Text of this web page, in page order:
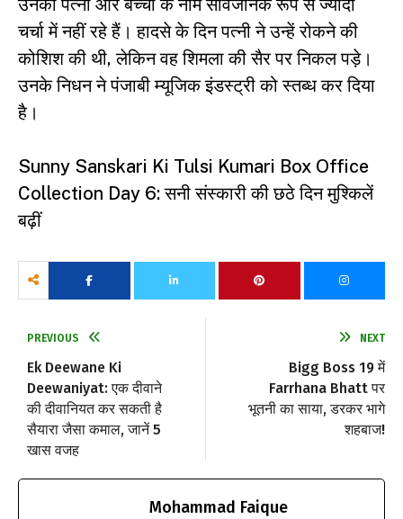
उनकी पत्नी और बच्चों के नाम सार्वजनिक रूप से ज्यादा
चर्चा में नहीं रहे हैं। हादसे के दिन पत्नी ने उन्हें रोकने की
कोशिश की थी, लेकिन वह शिमला की सैर पर निकल पड़े।
उनके निधन ने पंजाबी म्यूजिक इंडस्ट्री को स्तब्ध कर दिया
है।
Sunny Sanskari Ki Tulsi Kumari Box Office
Collection Day 6: सनी संस्कारी की छठे दिन मुश्किलें
बढ़ीं
PREVIOUS
Ek Deewane Ki
Deewaniyat: एक दीवाने
की दीवानियत कर सकती है
सैयारा जैसा कमाल, जानें 5
खास वजह
NEXT
Bigg Boss 19 में
Farrhana Bhatt पर
भूतनी का साया, डरकर भागे
शहबाज!
Mohammad Faique